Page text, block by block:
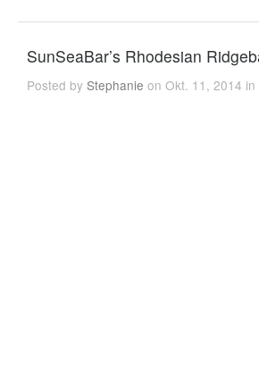
SunSeaBar’s Rhodesian
Posted byStephanie on Okt. 11, 2014 in